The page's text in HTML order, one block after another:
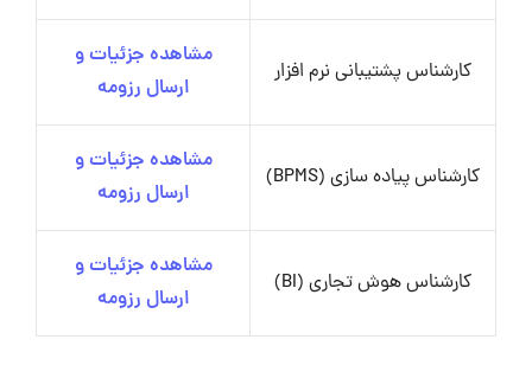
کارشناس پشتیبانی نرم افزار
مشاهده جزئیات و
ارسال رزومه
کارشناس پیاده سازی (BPMS)
مشاهده جزئیات و
ارسال رزومه
کارشناس هوش تجاری (BI)
مشاهده جزئیات و
ارسال رزومه